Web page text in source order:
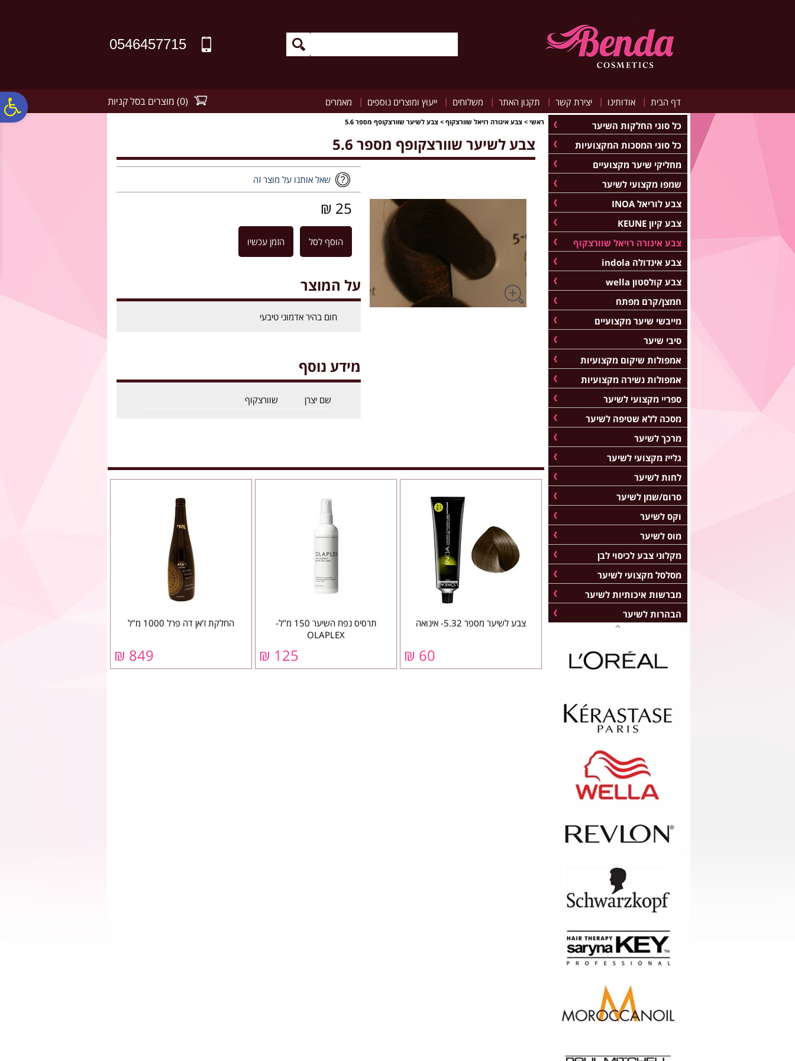
0546457715
דף הבית | אודותינו | יצירת קשר | תקנון האתר | משלוחים | ייעוץ ומוצרים נוספים | מאמרים (
0
) מוצרים בסל קניות
ראשי > צבע איגורה רויאל שוורצקוף > צבע לשיער שוורצקופף מספר 5.6
צבע לשיער שוורצקופף מספר 5.6
שאל אותנו על מוצר זה
25 ₪
הוסף לסל הזמן עכשיו
על המוצר
חום בהיר אדמוני טיבעי
מידע נוסף
שם יצרן שוורצקוף
צבע לשיער מספר 5.32- אינואה
60 ₪
תרסיס נפח השיער 150 מ"ל-
OLAPLEX
125 ₪
החלקת ז'אן דה פרל 1000 מ"ל
849 ₪
כל סוגי החלקות השיער
כל סוגי המסכות המקצועיות
מחליקי שיער מקצועיים
שמפו מקצועי לשיער
צבע לוריאל INOA
צבע קיון KEUNE
צבע איגורה רויאל שוורצקוף
צבע אינדולה indola
צבע קולסטון wella
חמצן/קרם מפתח
מייבשי שיער מקצועיים
סיבי שיער
אמפולות שיקום מקצועיות
אמפולות נשירה מקצועיות
ספריי מקצועי לשיער
מסכה ללא שטיפה לשיער
מרכך לשיער
גלייז מקצועי לשיער
לחות לשיער
סרום/שמן לשיער
וקס לשיער
מוס לשיער
מקלוני צבע לכיסוי לבן
מסלסל מקצועי לשיער
מברשות איכותיות לשיער
הבהרות לשיער